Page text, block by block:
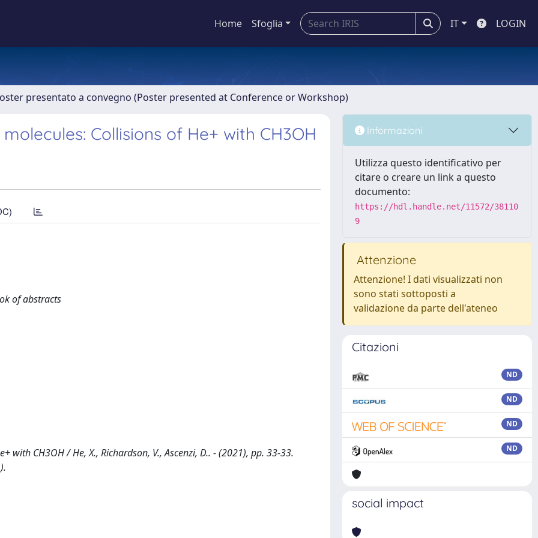
Home Sfoglia IT LOGIN
presentato a convegno (Poster presented at Conference or Workshop)
Collisions of He+ with CH3OH
of abstracts
CH3OH / He, X., Richardson, V., Ascenzi, D.. - (2021), pp. 33-33.
Informazioni
Utilizza questo identificativo per
citare o creare un link a questo
documento:
https://hdl.handle.net/11572/38110
9
Attenzione
Attenzione! I dati visualizzati non
sono stati sottoposti a
validazione da parte dell'ateneo
Citazioni
ND
ND
ND
ND
social impact